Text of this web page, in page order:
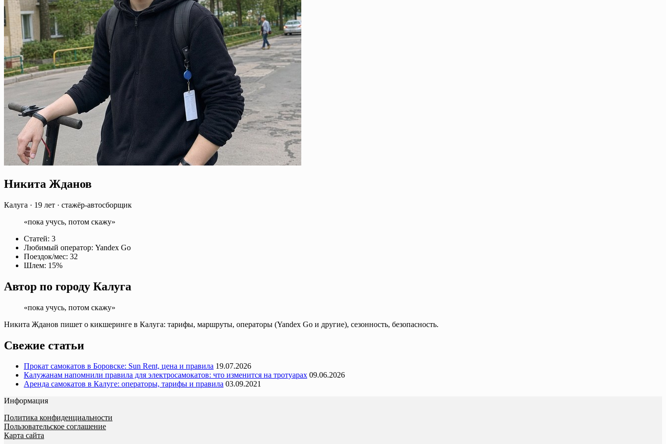
Никита Жданов
Калуга · 19 лет · стажёр-автосборщик
«пока учусь, потом скажу»
Статей: 3
Любимый оператор: Yandex Go
Поездок/мес: 32
Шлем: 15%
Автор по городу Калуга
«пока учусь, потом скажу»
Никита Жданов пишет о кикшеринге в Калуга: тарифы, маршруты, операторы (Yandex Go и другие), сезонность, безопасность.
Свежие статьи
Прокат самокатов в Боровске: Sun Rent, цена и правила 19.07.2026
Калужанам напомнили правила для электросамокатов: что изменится на тротуарах 09.06.2026
Аренда самокатов в Калуге: операторы, тарифы и правила 03.09.2021
Информация
Политика конфиденциальности
Пользовательское соглашение
Карта сайта